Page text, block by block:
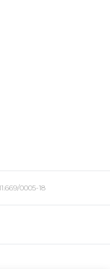
0005-18